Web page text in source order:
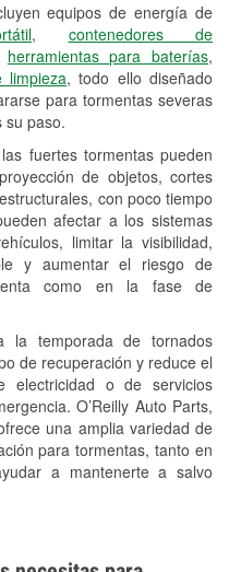
equipos de energía de
, contenedores de
herramientas para baterías,
limpieza, todo ello diseñado
para tormentas severas
su paso.
fuertes tormentas pueden
de objetos, cortes
con poco tiempo
afectar a los sistemas
limitar la visibilidad,
y aumentar el riesgo de
como en la fase de
la temporada de tornados
de recuperación y reduce el
electricidad o de servicios
O’Reilly Auto Parts,
una amplia variedad de
para tormentas, tanto en
a mantenerte a salvo
y aceite
de faros
y discos de
a la medida